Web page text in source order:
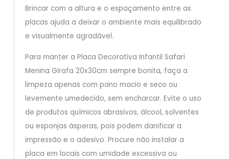
Brincar com a altura e o espaçamento entre as
placas ajuda a deixar o ambiente mais equilibrado
e visualmente agradável.
Para manter a Placa Decorativa Infantil Safari
Menina Girafa 20x30cm sempre bonita, faça a
limpeza apenas com pano macio e seco ou
levemente umedecido, sem encharcar. Evite o uso
de produtos químicos abrasivos, álcool, solventes
ou esponjas ásperas, pois podem danificar a
impressão e o adesivo. Procure não instalar a
placa em locais com umidade excessiva ou